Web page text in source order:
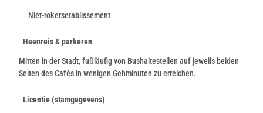
Niet-rokersetablissement
Heenreis & parkeren
Mitten in der Stadt, fußläufig von Bushaltestellen auf jeweils beiden
Seiten des Cafés in wenigen Gehminuten zu erreichen.
Licentie (stamgegevens)